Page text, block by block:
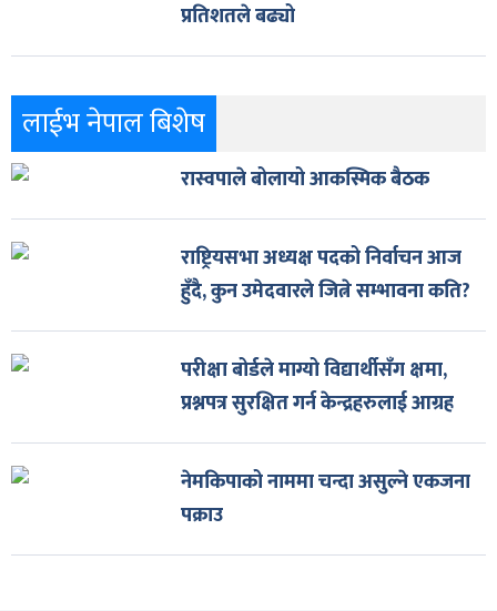
प्रतिशतले बढ्यो
लाईभ नेपाल बिशेष
रास्वपाले बोलायो आकस्मिक बैठक
राष्ट्रियसभा अध्यक्ष पदको निर्वाचन आज
हुँदै, कुन उमेदवारले जित्ने सम्भावना कति?
परीक्षा बोर्डले माग्यो विद्यार्थीसँग क्षमा,
प्रश्नपत्र सुरक्षित गर्न केन्द्रहरुलाई आग्रह
नेमकिपाको नाममा चन्दा असुल्ने एकजना
पक्राउ